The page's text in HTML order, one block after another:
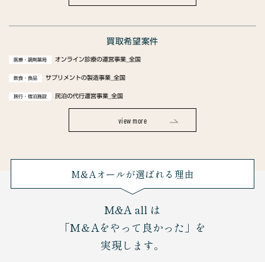
買取希望案件
医療・調剤薬局 オンライン診療の運営事業_全国
飲食・食品 サプリメントの製造事業_全国
旅行・宿泊施設 民泊の代行運営事業_全国
view more
M&Aオールが選ばれる理由
M&A all は
「M＆Aをやって良かった」を
実現します。